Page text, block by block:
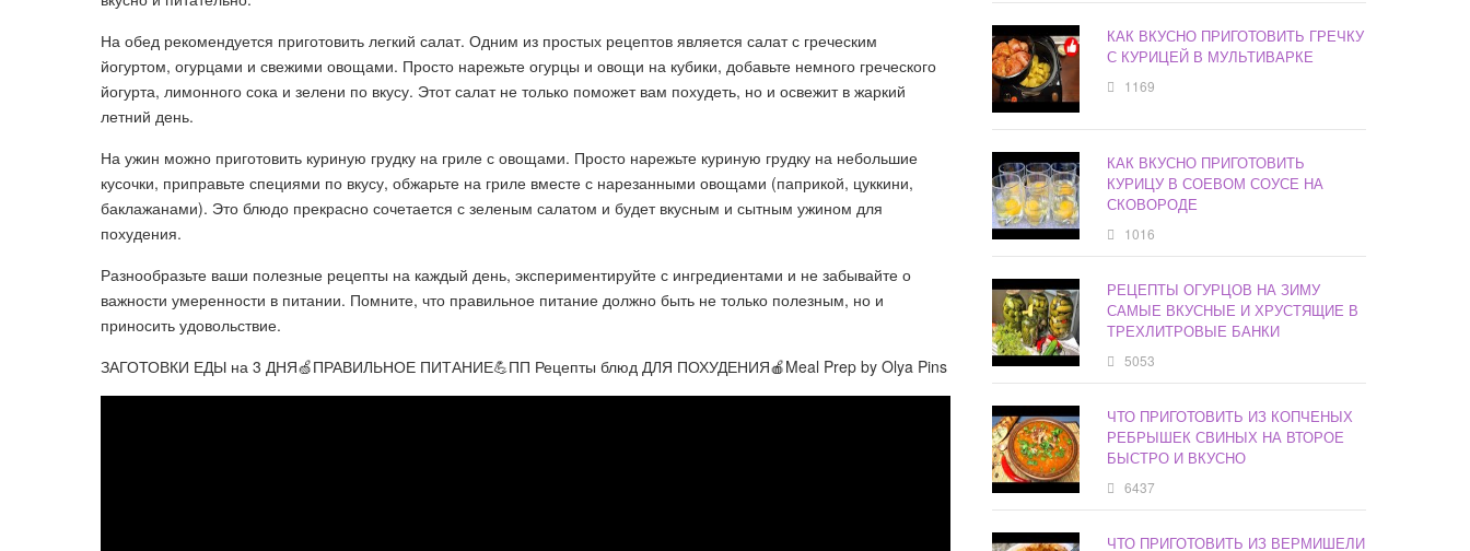
На обед рекомендуется приготовить легкий салат. Одним из простых рецептов является салат с греческим
йогуртом, огурцами и свежими овощами. Просто нарежьте огурцы и овощи на кубики, добавьте немного греческого
йогурта, лимонного сока и зелени по вкусу. Этот салат не только поможет вам похудеть, но и освежит в жаркий
летний день.
На ужин можно приготовить куриную грудку на гриле с овощами. Просто нарежьте куриную грудку на небольшие
кусочки, приправьте специями по вкусу, обжарьте на гриле вместе с нарезанными овощами (паприкой, цуккини,
баклажанами). Это блюдо прекрасно сочетается с зеленым салатом и будет вкусным и сытным ужином для
похудения.
Разнообразьте ваши полезные рецепты на каждый день, экспериментируйте с ингредиентами и не забывайте о
важности умеренности в питании. Помните, что правильное питание должно быть не только полезным, но и
приносить удовольствие.
ЗАГОТОВКИ ЕДЫ на 3 ДНЯ🍏ПРАВИЛЬНОЕ ПИТАНИЕ💪ПП Рецепты блюд ДЛЯ ПОХУДЕНИЯ🍎Meal Prep by Olya Pins
КАК ВКУСНО ПРИГОТОВИТЬ ГРЕЧКУ
С КУРИЦЕЙ В МУЛЬТИВАРКЕ
1169
КАК ВКУСНО ПРИГОТОВИТЬ
КУРИЦУ В СОЕВОМ СОУСЕ НА
СКОВОРОДЕ
1016
РЕЦЕПТЫ ОГУРЦОВ НА ЗИМУ
САМЫЕ ВКУСНЫЕ И ХРУСТЯЩИЕ В
ТРЕХЛИТРОВЫЕ БАНКИ
5053
ЧТО ПРИГОТОВИТЬ ИЗ КОПЧЕНЫХ
РЕБРЫШЕК СВИНЫХ НА ВТОРОЕ
БЫСТРО И ВКУСНО
6437
ЧТО ПРИГОТОВИТЬ ИЗ ВЕРМИШЕЛИ